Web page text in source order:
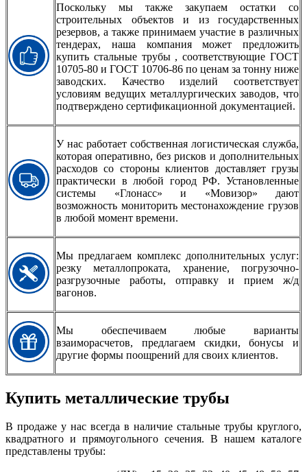
Поскольку мы также закупаем остатки со
строительных объектов и из государственных
резервов, а также принимаем участие в различных
тендерах, наша компания может предложить
купить стальные трубы , соответствующие ГОСТ
10705-80 и ГОСТ 10706-86 по ценам за тонну ниже
заводских. Качество изделий соответствует
условиям ведущих металлургических заводов, что
подтверждено сертификационной документацией.
У нас работает собственная логистическая служба,
которая оперативно, без рисков и дополнительных
расходов со стороны клиентов доставляет грузы
практически в любой город РФ. Установленные
системы «Глонасс» и «Мовизор» дают
возможность мониторить местонахождение грузов
в любой момент времени.
Мы предлагаем комплекс дополнительных услуг:
резку металлопроката, хранение, погрузочно-
разгрузочные работы, отправку и прием ж/д
вагонов.
Мы обеспечиваем любые варианты
взаиморасчетов, предлагаем скидки, бонусы и
другие формы поощрений для своих клиентов.
Купить металлические трубы
В продаже у нас всегда в наличие стальные трубы круглого,
квадратного и прямоугольного сечения. В нашем каталоге
представлены трубы: